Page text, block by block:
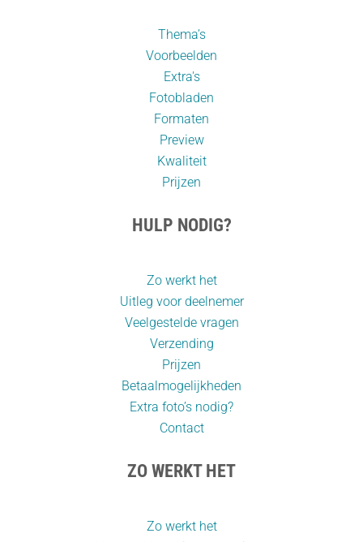
Thema’s
Voorbeelden
Extra's
Fotobladen
Formaten
Preview
Kwaliteit
Prijzen
HULP NODIG?
Zo werkt het
Uitleg voor deelnemer
Veelgestelde vragen
Verzending
Prijzen
Betaalmogelijkheden
Extra foto’s nodig?
Contact
ZO WERKT HET
Zo werkt het